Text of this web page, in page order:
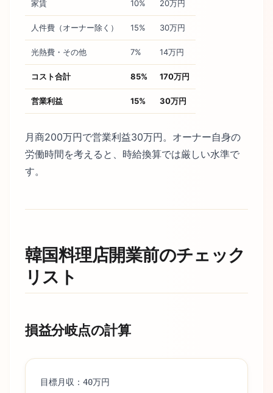
家賃 10% 20万円
人件費（オーナー除く） 15% 30万円
光熱費・その他 7% 14万円
コスト合計 85% 170万円
営業利益 15% 30万円
月商200万円で営業利益30万円。オーナー自身の
労働時間を考えると、時給換算では厳しい水準で
す。
韓国料理店開業前のチェック
リスト
損益分岐点の計算
目標月収：40万円